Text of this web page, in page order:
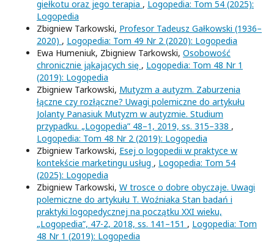
giełkotu oraz jego terapia , Logopedia: Tom 54 (2025):
Logopedia
Zbigniew Tarkowski, Profesor Tadeusz Gałkowski (1936–
2020) , Logopedia: Tom 49 Nr 2 (2020): Logopedia
Ewa Humeniuk, Zbigniew Tarkowski, Osobowość
chronicznie jąkających się , Logopedia: Tom 48 Nr 1
(2019): Logopedia
Zbigniew Tarkowski, Mutyzm a autyzm. Zaburzenia
łączne czy rozłączne? Uwagi polemiczne do artykułu
Jolanty Panasiuk Mutyzm w autyzmie. Studium
przypadku. „Logopedia” 48–1, 2019, ss. 315–338 ,
Logopedia: Tom 48 Nr 2 (2019): Logopedia
Zbigniew Tarkowski, Esej o logopedii w praktyce w
kontekście marketingu usług , Logopedia: Tom 54
(2025): Logopedia
Zbigniew Tarkowski, W trosce o dobre obyczaje. Uwagi
polemiczne do artykułu T. Woźniaka Stan badań i
praktyki logopedycznej na początku XXI wieku,
„Logopedia”, 47-2, 2018, ss. 141–151 , Logopedia: Tom
48 Nr 1 (2019): Logopedia